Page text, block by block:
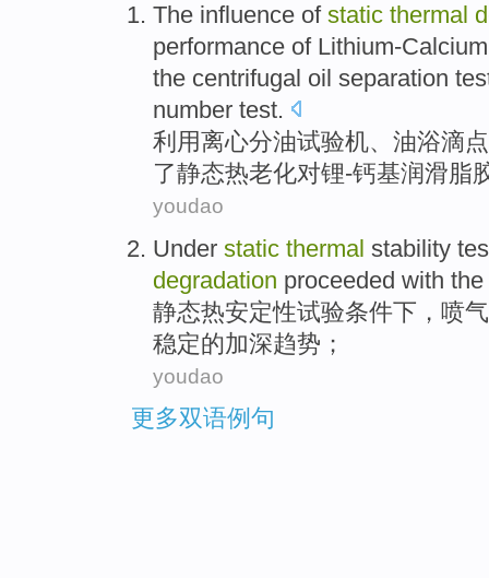
The influence of static thermal
performance of Lithium-Calcium
the centrifugal oil separation
number test.
利用离心分油试验机、油浴滴点
了静态热老化对锂-钙基润滑脂
youdao
Under static thermal stability
degradation proceeded with the
静态热安定性试验条件下 ， 喷气
稳定的加深趋势；
youdao
更多双语例句